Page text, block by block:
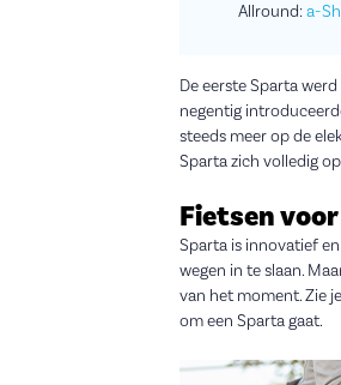
Allround:a-
De eerste Sparta
negentig
steeds meer op de
Sparta zich volledig
Fietsen
Sparta is innovatief
wegen in te slaan.
van het moment. Zie
om een Sparta gaat.